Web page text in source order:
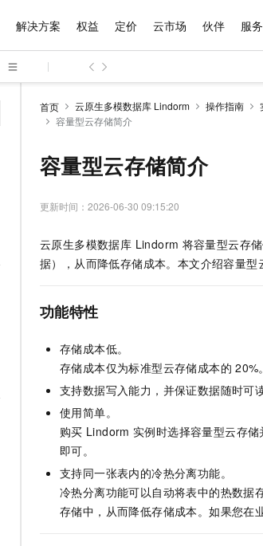
解决方案 权益 定价 云市场 伙伴 服务
首页 云原生多模数据库 Lindorm 操作指南
容量型云存储简介
容量型云存储简介
更新时间： 2026-06-30 09:15:20
云原生多模数据库 Lindorm 将容量型云存
据），从而降低存储成本。本文介绍容量型
功能特性
存储成本低。
存储成本仅为标准型云存储成本的 20%。
支持数据写入能力，并保证数据随时可读
使用简单。
购买 Lindorm 实例时选择容量型云存
即可。
支持同一张表内的冷热分离功能。
冷热分离功能可以自动将表中的热数据
存储中，从而降低存储成本。如果您在
千问AI平台
大模型
文本生成
Qwen3.8-Max HOT
智能体时代全能旗舰模型
能看、能想、能动手的多模态智能体模型
Qwen3-VL-Plus
视觉 Coding、空间感知、多模态思考等全面升级
Kimi 最
1M上下
大模型服务
千问AI平台-Token Plan
个人版上线、团队版降价；千问3.8-Max首发发尝鲜
千问AI平台-模型体验
AI 应
大模型
精选产品
大模型服务平台百炼 大模型
千问大模型 大模型
随时随地安全接入的云上超级电脑
云解析DNS
云原生大数据计算服务 MaxCompute
一站式
Qoder
精选解决方案
千问办公，解锁你的工作新方式
Agency Agents：拥有专属领域专家
可视化编排打通从文字构思到成片全链路闭环
快速拥有专属 OpenClaw
自主进
普惠上云
普惠上云 官方力荐
官方推荐返现计划
高校专属算力普惠，学生认证享300元代金券
解决方案免费试用 新老同享
AI 产品 免费试用
1亿+ 大模型 tokens 和 30+ 款产品免费体验
140+云产品 免费试用
产品新客免费试用，最长12个月
大模型ACA认证体验
助力企业全员 AI 认知与能力提升
AI 特
千问办
Night
夜间 5
产品定价
了解云产品的定价详情
云上成本管理
价格
自助选
精选商城
网站建设
多端小程序
Salesforce 国际版订阅
友盟天域
观测云
Tuya 物联网平台阿里云版
电子合同
畅捷通
Tableau 订阅
AI空中课堂在线直播课堂（旗舰版）
生态解决方案
行业生态解决方案
开发者生态解决方案
数据
OCR
发票查
企业应
CRM
财税管
400电
成为销售伙伴
分销伙伴
Salesforce On Alibaba Cloud
Consulting Partner 合作计划
AI 大模型销售与服务生态合作计划
成为
售前咨询
在线服务
售后服务
自助服务
工单服务
企业
服务实
为什么选择阿里云
什么是云计算
技术领先
稳定可靠
安全合规
分析师报告
研究报告与白皮书
天池大赛
AI 算法大赛
云开发大赛
最佳
看见新
金融模